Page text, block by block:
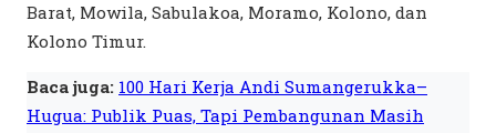
Barat, Mowila, Sabulakoa, Moramo, Kolono, dan
Kolono Timur.
Baca juga: 100 Hari Kerja Andi Sumangerukka–
Hugua: Publik Puas, Tapi Pembangunan Masih